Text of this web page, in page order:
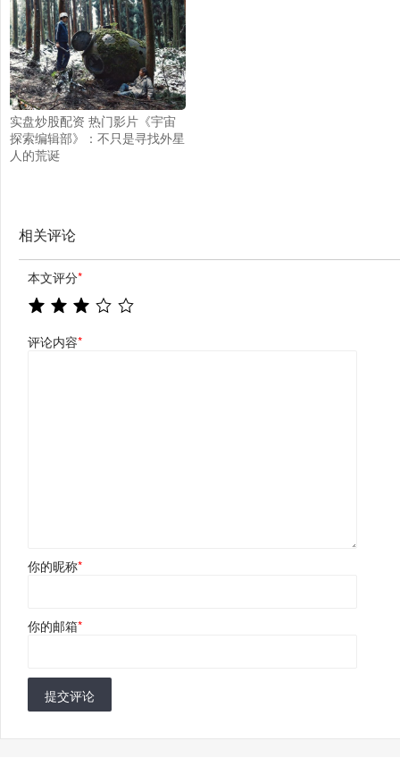
实盘炒股配资 热门影片《宇宙
探索编辑部》：不只是寻找外星
人的荒诞
相关评论
本文评分*
评论内容*
你的昵称*
你的邮箱*
提交评论